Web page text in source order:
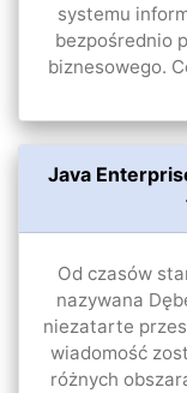
systemu
bezpośrednio
biznesowego.
Java
Od czasów
nazywana
niezatarte
wiadomość
różnych